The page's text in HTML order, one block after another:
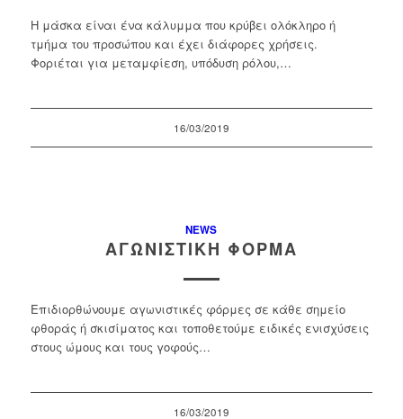
Η μάσκα είναι ένα κάλυμμα που κρύβει ολόκληρο ή
τμήμα του προσώπου και έχει διάφορες χρήσεις.
Φοριέται για μεταμφίεση, υπόδυση ρόλου,…
16/03/2019
NEWS
ΑΓΩΝΙΣΤΙΚΉ ΦΌΡΜΑ
Επιδιορθώνουμε αγωνιστικές φόρμες σε κάθε σημείο
φθοράς ή σκισίματος και τοποθετούμε ειδικές ενισχύσεις
στους ώμους και τους γοφούς…
16/03/2019